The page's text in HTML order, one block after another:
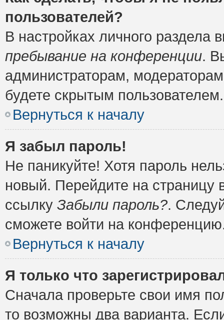
пользователей?
В настройках личного
пребывание на конференции.
администраторам,
будете скрытым пользователем.
Вернуться к началу
Я забыл пароль!
Не паникуйте! Хотя пароль
новый. Перейдите на
ссылку Забыли пароль?.
сможете войти на
Вернуться к началу
Я только что
Сначала проверьте свои имя
то возможны два варианта.